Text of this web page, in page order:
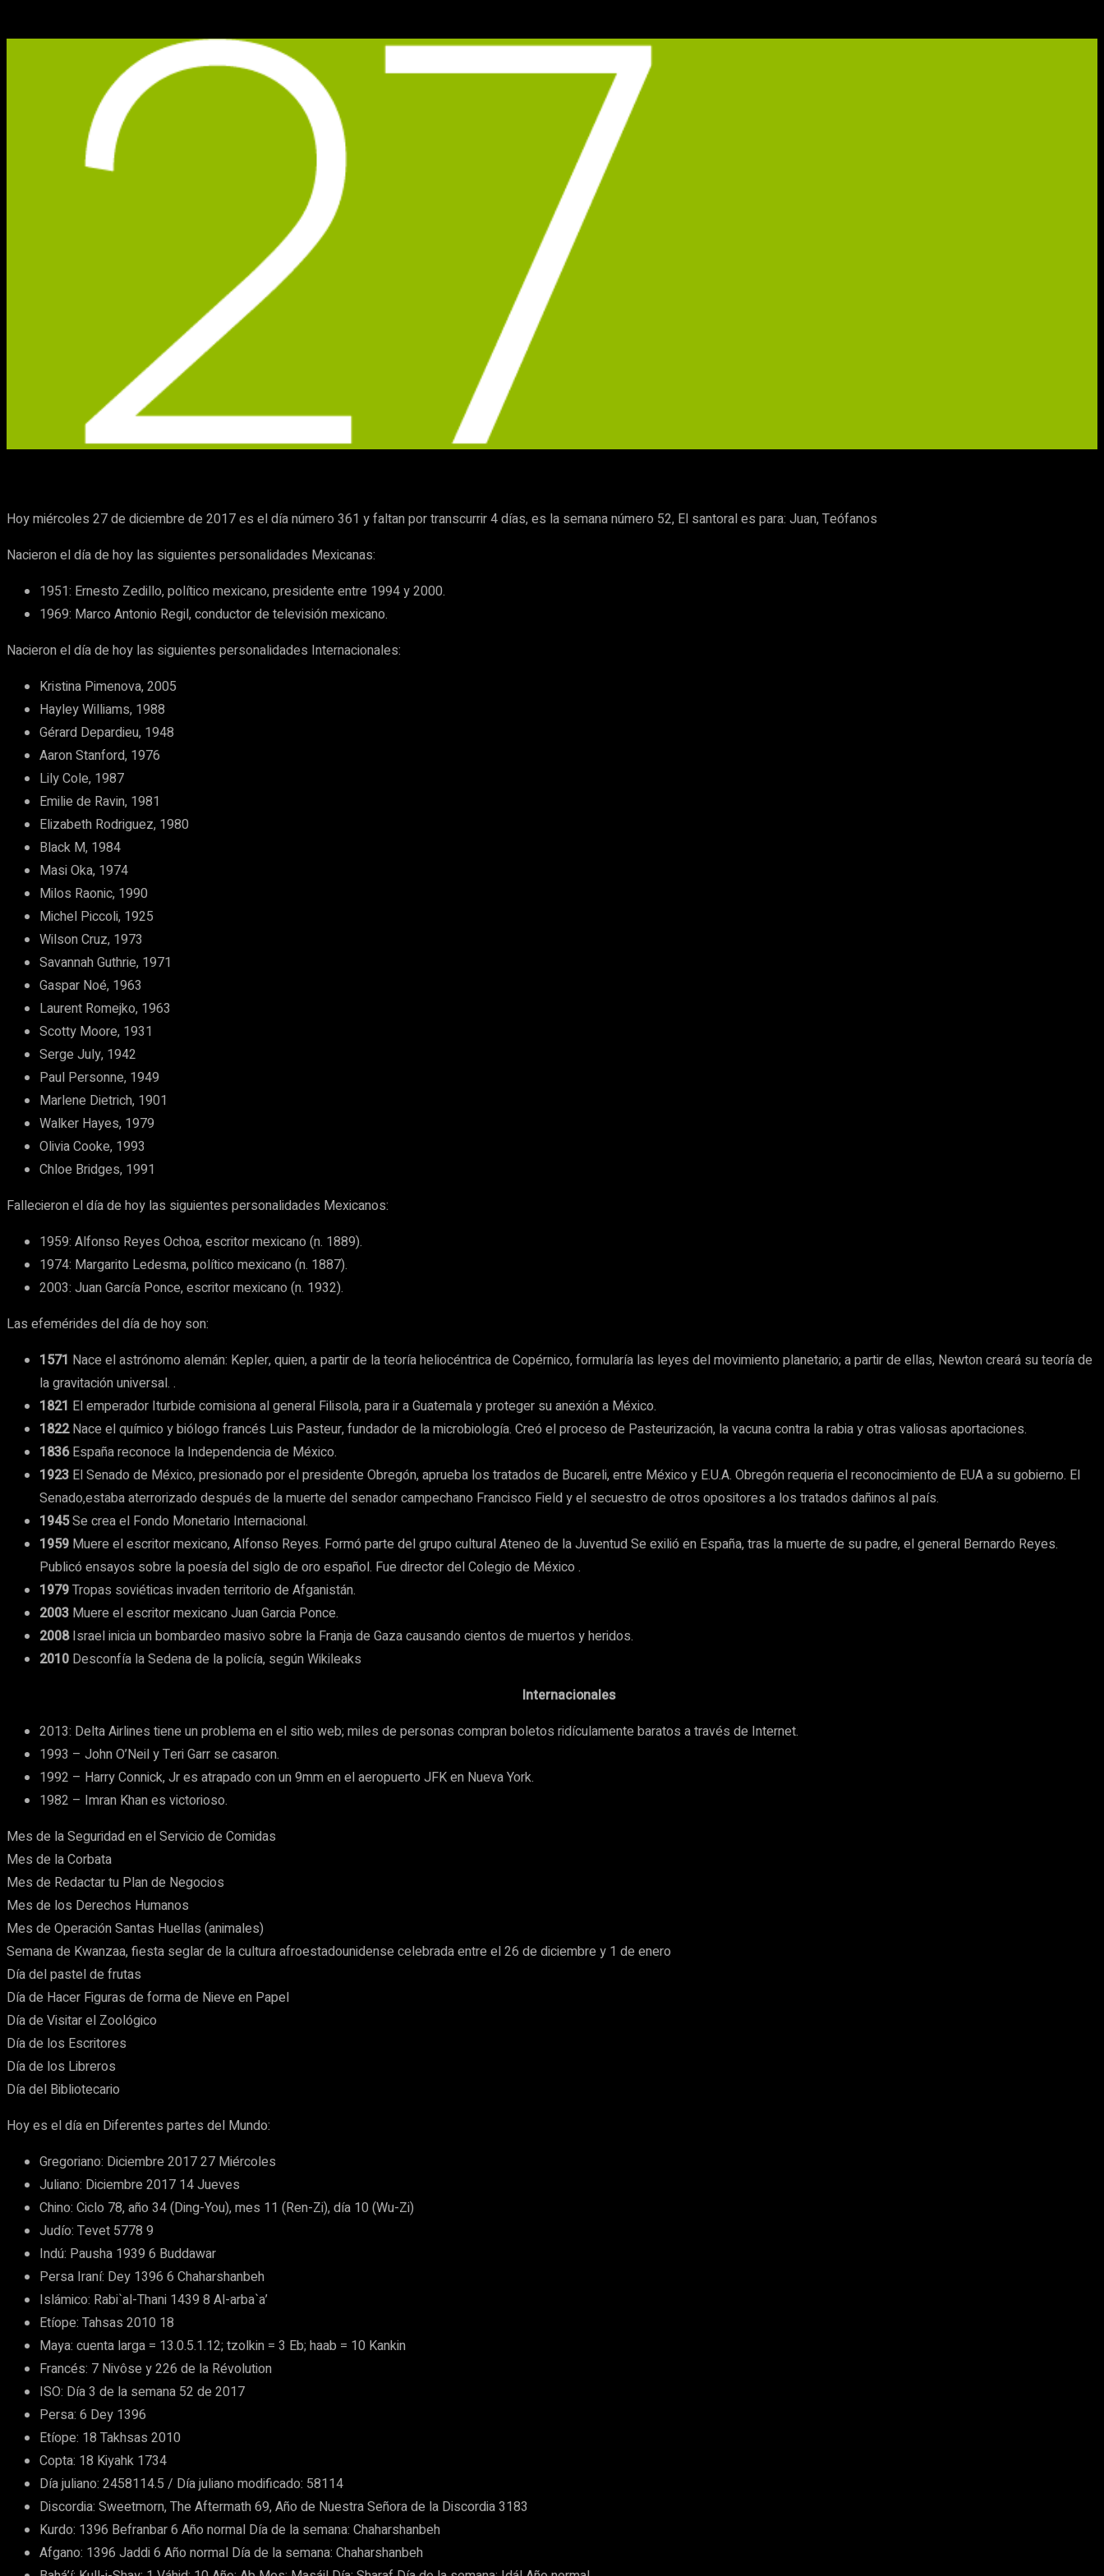
Facebook X Pinterest
Hoy miércoles 27 de diciembre de 2017 es el día número 361 y faltan por transcurrir 4 días, es la semana número 52, El santoral es para: Juan, Teófanos
Nacieron el día de hoy las siguientes personalidades Mexicanas:
1951: Ernesto Zedillo, político mexicano, presidente entre 1994 y 2000.
1969: Marco Antonio Regil, conductor de televisión mexicano.
Nacieron el día de hoy las siguientes personalidades Internacionales:
Kristina Pimenova, 2005
Hayley Williams, 1988
Gérard Depardieu, 1948
Aaron Stanford, 1976
Lily Cole, 1987
Emilie de Ravin, 1981
Elizabeth Rodriguez, 1980
Black M, 1984
Masi Oka, 1974
Milos Raonic, 1990
Michel Piccoli, 1925
Wilson Cruz, 1973
Savannah Guthrie, 1971
Gaspar Noé, 1963
Laurent Romejko, 1963
Scotty Moore, 1931
Serge July, 1942
Paul Personne, 1949
Marlene Dietrich, 1901
Walker Hayes, 1979
Olivia Cooke, 1993
Chloe Bridges, 1991
Fallecieron el día de hoy las siguientes personalidades Mexicanos:
1959: Alfonso Reyes Ochoa, escritor mexicano (n. 1889).
1974: Margarito Ledesma, político mexicano (n. 1887).
2003: Juan García Ponce, escritor mexicano (n. 1932).
Las efemérides del día de hoy son:
1571 Nace el astrónomo alemán: Kepler, quien, a partir de la teoría heliocéntrica de Copérnico, formularía las leyes del movimiento planetario; a partir de ellas, Newton creará su teoría de
la gravitación universal. .
1821 El emperador Iturbide comisiona al general Filisola, para ir a Guatemala y proteger su anexión a México.
1822Nace el químico y biólogo francés Luis Pasteur, fundador de la microbiología. Creó el proceso de Pasteurización, la vacuna contra la rabia y otras valiosas aportaciones.
1836España reconoce la Independencia de México.
1923 El Senado de México, presionado por el presidente Obregón, aprueba los tratados de Bucareli, entre México y E.U.A. Obregón requeria el reconocimiento de EUA a su gobierno. El
Senado,estaba aterrorizado después de la muerte del senador campechano Francisco Field y el secuestro de otros opositores a los tratados dañinos al país.
1945Se crea el Fondo Monetario Internacional.
1959 Muere el escritor mexicano, Alfonso Reyes. Formó parte del grupo cultural Ateneo de la Juventud Se exilió en España, tras la muerte de su padre, el general Bernardo Reyes.
Publicó ensayos sobre la poesía del siglo de oro español. Fue director del Colegio de México .
1979Tropas soviéticas invaden territorio de Afganistán.
2003 Muere el escritor mexicano Juan Garcia Ponce.
2008Israel inicia un bombardeo masivo sobre la Franja de Gaza causando cientos de muertos y heridos.
2010 Desconfía la Sedena de la policía, según Wikileaks
Internacionales
2013: Delta Airlines tiene un problema en el sitio web; miles de personas compran boletos ridículamente baratos a través de Internet.
1993 – John O’Neil y Teri Garr se casaron.
1992 – Harry Connick, Jr es atrapado con un 9mm en el aeropuerto JFK en Nueva York.
1982 – Imran Khan es victorioso.
Mes de la Seguridad en el Servicio de Comidas
Mes de la Corbata
Mes de Redactar tu Plan de Negocios
Mes de los Derechos Humanos
Mes de Operación Santas Huellas (animales)
Semana de Kwanzaa, fiesta seglar de la cultura afroestadounidense celebrada entre el 26 de diciembre y 1 de enero
Día del pastel de frutas
Día de Hacer Figuras de forma de Nieve en Papel
Día de Visitar el Zoológico
Día de los Escritores
Día de los Libreros
Día del Bibliotecario
Hoy es el día en Diferentes partes del Mundo:
Gregoriano: Diciembre 2017 27 Miércoles
Juliano: Diciembre 2017 14 Jueves
Chino: Ciclo 78, año 34 (Ding-You), mes 11 (Ren-Zi), día 10 (Wu-Zi)
Judío: Tevet 5778 9
Indú: Pausha 1939 6 Buddawar
Persa Iraní: Dey 1396 6 Chaharshanbeh
Islámico: Rabi`al-Thani 1439 8 Al-arba`a’
Etíope: Tahsas 2010 18
Maya: cuenta larga = 13.0.5.1.12; tzolkin = 3 Eb; haab = 10 Kankin
Francés: 7 Nivôse y 226 de la Révolution
ISO: Día 3 de la semana 52 de 2017
Persa: 6 Dey 1396
Etíope: 18 Takhsas 2010
Copta: 18 Kiyahk 1734
Día juliano: 2458114.5 / Día juliano modificado: 58114
Discordia: Sweetmorn, The Aftermath 69, Año de Nuestra Señora de la Discordia 3183
Kurdo: 1396 Befranbar 6 Año normal Día de la semana: Chaharshanbeh
Afgano: 1396 Jaddi 6 Año normal Día de la semana: Chaharshanbeh